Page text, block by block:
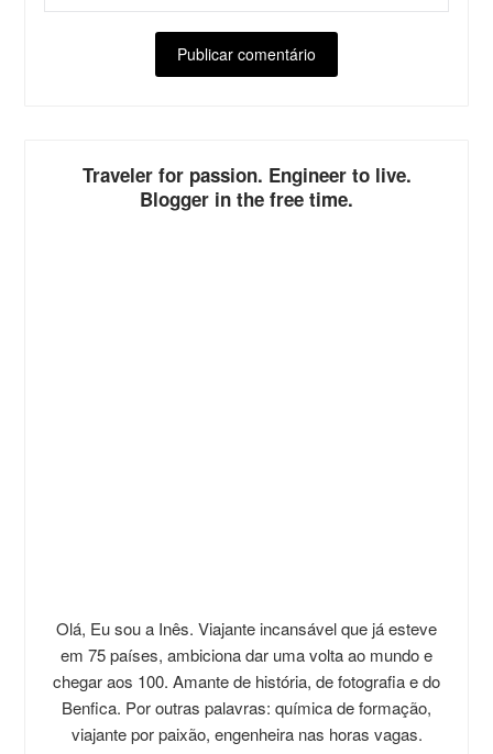
Traveler for passion. Engineer to live.
Blogger in the free time.
Olá, Eu sou a Inês. Viajante incansável que já esteve
em 75 países, ambiciona dar uma volta ao mundo e
chegar aos 100. Amante de história, de fotografia e do
Benfica. Por outras palavras: química de formação,
viajante por paixão, engenheira nas horas vagas.